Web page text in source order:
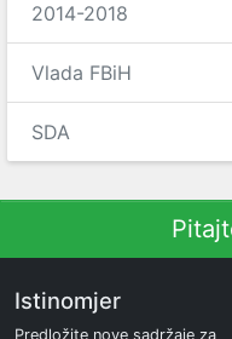
2014-2018
Vlada FBiH
SDA
Istinomjer
Predložite nove sadržaje za